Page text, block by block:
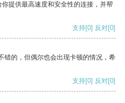
提供最高速度和安全性的连接，并帮
支持[0] 反对[0]
错的，但偶尔也会出现卡顿的情况，希
支持[0] 反对[0]